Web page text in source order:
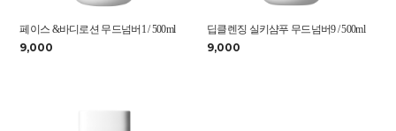
페이스 &바디로션 무드넘버1 / 500ml
9,000
딥클렌징 실키샴푸 무드넘버9 / 500ml
9,000